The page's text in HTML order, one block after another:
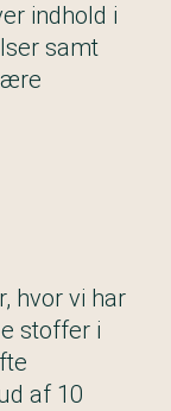
indhold i
samt
hvor vi har
stoffer i
af 10